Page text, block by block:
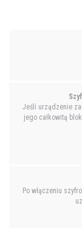
Jeśli urządzenie
jego całkowitą
Po włączeniu